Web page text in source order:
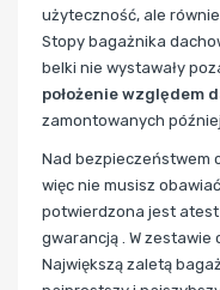
użyteczność, ale
Stopy bagażnika
belki nie wystawały
położenie względem
zamontowanych
Nad bezpieczeństwem
więc nie musisz
potwierdzona jest
gwarancją . W zestawie
Największą zaletą